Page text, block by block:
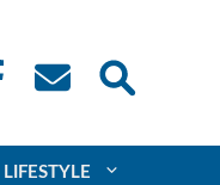
LIFESTYLE